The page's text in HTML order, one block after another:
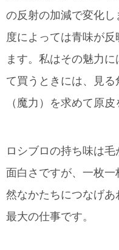
の反射の加減で変化
度によっては青味が
ます。私はその魅力
て買うときには、見
（魔力）を求めて原皮
ロシブロの持ち味は
面白さですが、一枚
然なかたちにつなげ
最大の仕事です。